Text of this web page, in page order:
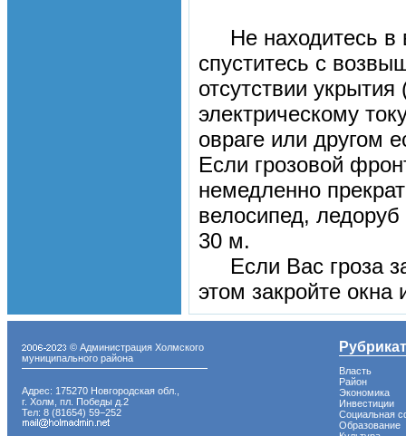
Не находитесь в
спуститесь с
отсутствии
электрическому
овраге или другом
Если грозовой
немедленно
велосипед,
30 м.
Если Вас гроза
этом закройте окна
© Администрация Холмского
муниципального района
Адрес: 175270 Новгородская обл.,
г. Холм, пл. Победы д.2
Тел: 8 (81654) 59−252
Власть
Район
Экономика
Инвестиции
Социальная
Образование